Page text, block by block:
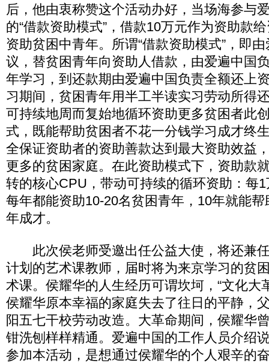
后，他由衷称赞这个活动办好，当场海参与
的“借款资助模式”，借款10万元作为资助款
资助贫困中青年。所谓“借款资助模式”，即
议，替贫困青年向资助人借款，由爱遍中国
年学习，到还款期由爱遍中国负责全额还上
习期间，贫困青年用半工半读实习劳动所得
可持续地周而复始地循环资助更多贫困者此
式，既能帮助贫困者不花一分钱学习成才终
全保证资助者的资助善款达到最大资助效益
更多的贫困家庭。在此资助模式下，资助款
转的核心CPU，带动可持续的循环资助：每
每年都能资助10-20名贫困青年，10年就能
年成才。
此次侯老师受邀出任公益大使，将还兼
计划的艺术课教师，届时将为来京学习的贫
术课。侯耀华的人生经历可谓坎坷，“文化大
侯耀华原本幸福的家庭失去了往日的平静，
阳五七干校劳动改造。大革命期间，侯耀华
钳洗刨样样精通。爱遍中国的工作人员介绍
参加本活动，是想通过侯耀华的个人艰辛的